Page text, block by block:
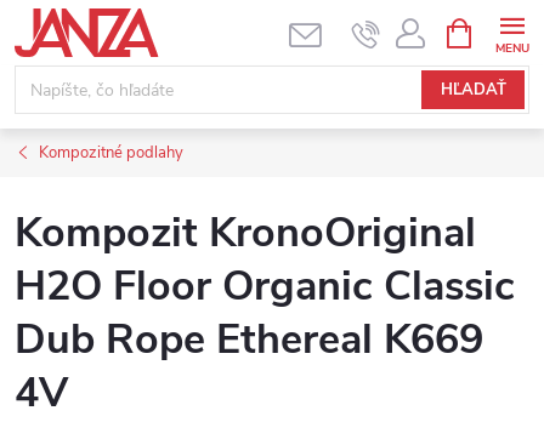
Prejsť na obsah
HĽADAŤ
Kompozitné podlahy
Kompozit KronoOriginal
H2O Floor Organic Classic
Dub Rope Ethereal K669
4V